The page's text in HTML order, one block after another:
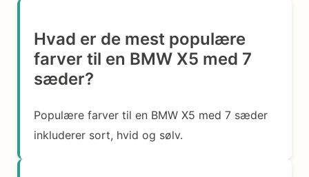
Hvad er de mest populære
farver til en BMW X5 med 7
sæder?
Populære farver til en BMW X5 med 7 sæder
inkluderer sort, hvid og sølv.